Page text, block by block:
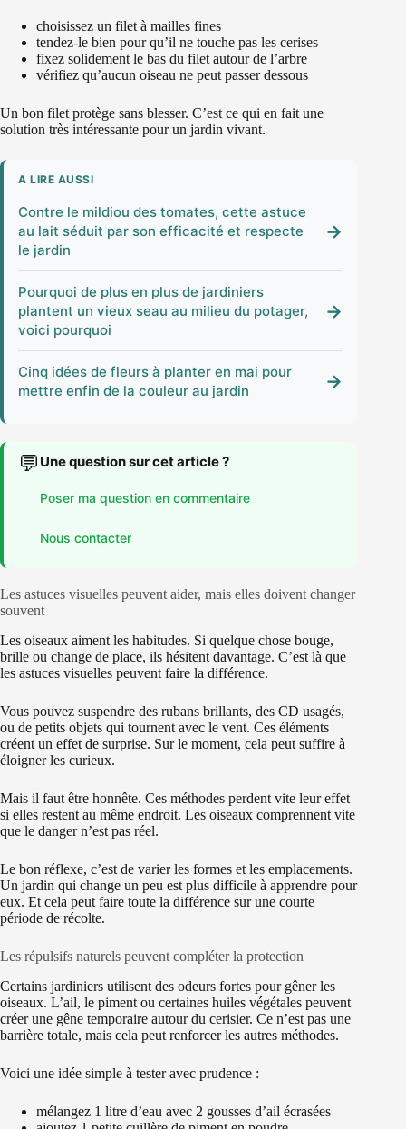
choisissez un filet à mailles fines
tendez-le bien pour qu’il ne touche pas les cerises
fixez solidement le bas du filet autour de l’arbre
vérifiez qu’aucun oiseau ne peut passer dessous
Un bon filet protège sans blesser. C’est ce qui en fait une
solution très intéressante pour un jardin vivant.
A LIRE AUSSI
Contre le mildiou des tomates, cette astuce
au lait séduit par son efficacité et respecte
le jardin
→
Pourquoi de plus en plus de jardiniers
plantent un vieux seau au milieu du potager,
voici pourquoi
→
Cinq idées de fleurs à planter en mai pour
mettre enfin de la couleur au jardin
→
💬 Une question sur cet article ?
Poser ma question en commentaire
Nous contacter
Les astuces visuelles peuvent aider, mais elles doivent changer
souvent
Les oiseaux aiment les habitudes. Si quelque chose bouge,
brille ou change de place, ils hésitent davantage. C’est là que
les astuces visuelles peuvent faire la différence.
Vous pouvez suspendre des rubans brillants, des CD usagés,
ou de petits objets qui tournent avec le vent. Ces éléments
créent un effet de surprise. Sur le moment, cela peut suffire à
éloigner les curieux.
Mais il faut être honnête. Ces méthodes perdent vite leur effet
si elles restent au même endroit. Les oiseaux comprennent vite
que le danger n’est pas réel.
Le bon réflexe, c’est de varier les formes et les emplacements.
Un jardin qui change un peu est plus difficile à apprendre pour
eux. Et cela peut faire toute la différence sur une courte
période de récolte.
Les répulsifs naturels peuvent compléter la protection
Certains jardiniers utilisent des odeurs fortes pour gêner les
oiseaux. L’ail, le piment ou certaines huiles végétales peuvent
créer une gêne temporaire autour du cerisier. Ce n’est pas une
barrière totale, mais cela peut renforcer les autres méthodes.
Voici une idée simple à tester avec prudence :
mélangez 1 litre d’eau avec 2 gousses d’ail écrasées